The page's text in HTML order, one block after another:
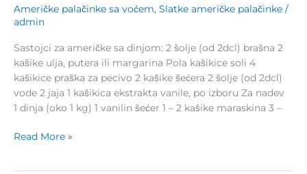
Američke palačinke sa voćem, Slatke američke palačinke /
admin
Sastojci za američke sa dinjom: 2 šolje (od 2dcl) brašna 2
kašike ulja, putera ili margarina Pola kašikice soli 4
kašikice praška za pecivo 2 kašike šećera 2 šolje (od 2dcl)
vode 2 jaja 1 kašikica ekstrakta vanile, po izboru Za nadev
1 dinja (oko 1 kg) 1 vanilin šećer 1 – 2 kašike maraskina 3 –
Read More »